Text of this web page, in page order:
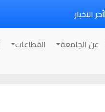
آخر الآخبار
عن الجامعة القطاعات